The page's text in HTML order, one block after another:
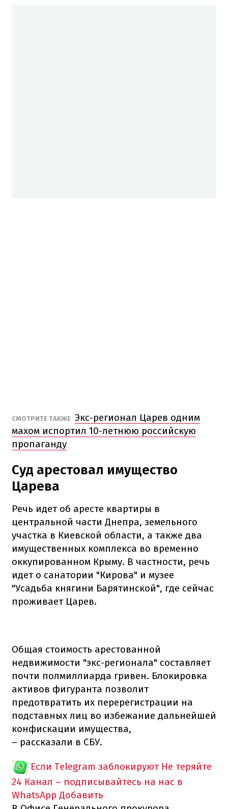
СМОТРИТЕ ТАКЖЕ Экс-регионал Царев одним
махом испортил 10-летнюю российскую
пропаганду
Суд арестовал имущество
Царева
Речь идет об аресте квартиры в
центральной части Днепра, земельного
участка в Киевской области, а также два
имущественных комплекса во временно
оккупированном Крыму. В частности, речь
идет о санатории "Кирова" и музее
"Усадьба княгини Барятинской", где сейчас
проживает Царев.
Общая стоимость арестованной
недвижимости "экс-регионала" составляет
почти полмиллиарда гривен. Блокировка
активов фигуранта позволит
предотвратить их перерегистрации на
подставных лиц во избежание дальнейшей
конфискации имущества,
– рассказали в СБУ.
Если Telegram заблокируют Не теряйте
24 Канал – подписывайтесь на нас в
WhatsApp Добавить